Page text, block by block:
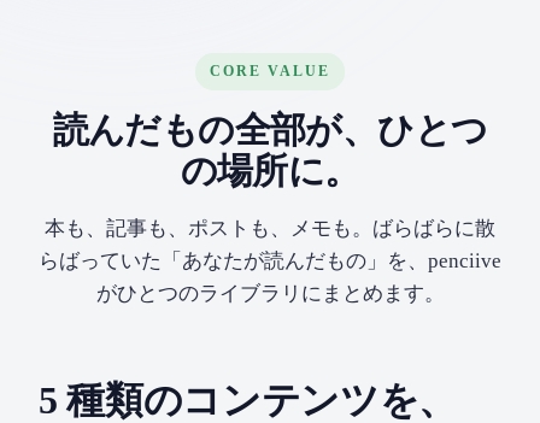
CORE VALUE
読んだもの全部が、ひとつ
の場所に。
本も、記事も、ポストも、メモも。ばらばらに散
らばっていた「あなたが読んだもの」を、penciive
がひとつのライブラリにまとめます。
5 種類のコンテンツを、